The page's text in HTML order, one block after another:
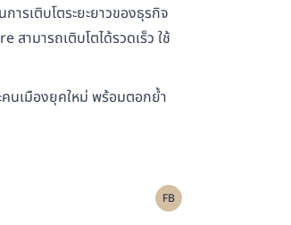
รเติบโตระยะยาวของธุรกิจ
ามารถเติบโตได้รวดเร็ว ใช้
นเมืองยุคใหม่ พร้อมตอกย้ำ
FB